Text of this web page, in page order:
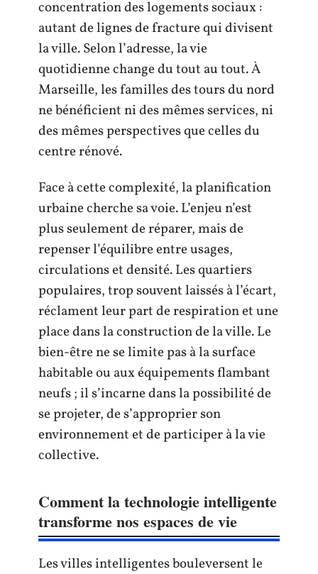
concentration des logements sociaux :
autant de lignes de fracture qui divisent
la ville. Selon l’adresse, la vie
quotidienne change du tout au tout. À
Marseille, les familles des tours du nord
ne bénéficient ni des mêmes services, ni
des mêmes perspectives que celles du
centre rénové.
Face à cette complexité, la planification
urbaine cherche sa voie. L’enjeu n’est
plus seulement de réparer, mais de
repenser l’équilibre entre usages,
circulations et densité. Les quartiers
populaires, trop souvent laissés à l’écart,
réclament leur part de respiration et une
place dans la construction de la ville. Le
bien-être ne se limite pas à la surface
habitable ou aux équipements flambant
neufs ; il s’incarne dans la possibilité de
se projeter, de s’approprier son
environnement et de participer à la vie
collective.
Comment la technologie intelligente
transforme nos espaces de vie
Les villes intelligentes bouleversent le